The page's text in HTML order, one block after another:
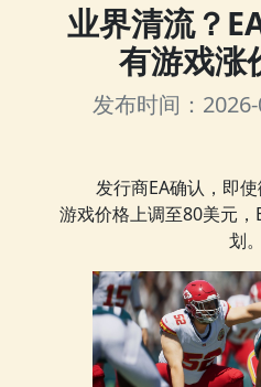
业界清流？
有游戏涨
发布时间：
发行商EA确认，即
游戏价格上调至80美元
划。